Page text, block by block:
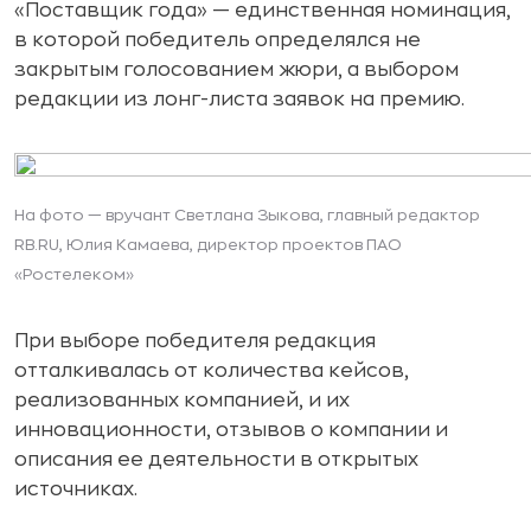
«Поставщик года» — единственная номинация,
в которой победитель определялся не
закрытым голосованием жюри, а выбором
редакции из лонг-листа заявок на премию.
На фото — вручант Светлана Зыкова, главный редактор
RB.RU, Юлия Камаева, директор проектов ПАО
«Ростелеком»
При выборе победителя редакция
отталкивалась от количества кейсов,
реализованных компанией, и их
инновационности, отзывов о компании и
описания ее деятельности в открытых
источниках.